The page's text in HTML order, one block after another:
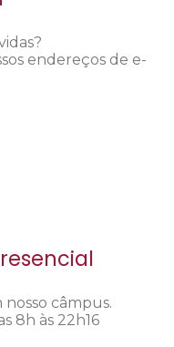
endereços de e-
câmpus.
8h às 22h16